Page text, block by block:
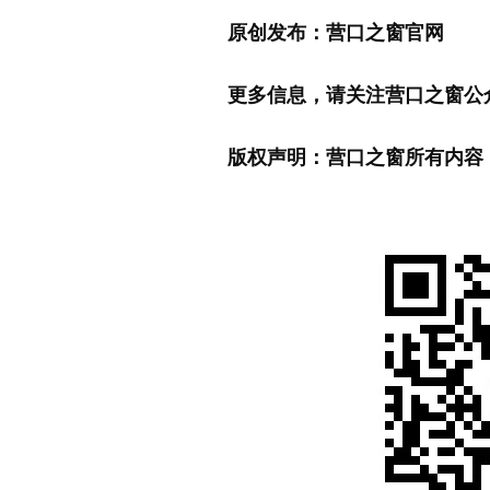
原创发布：营口之窗官网
更多信息，请关注营口之窗
版权声明：营口之窗所有内